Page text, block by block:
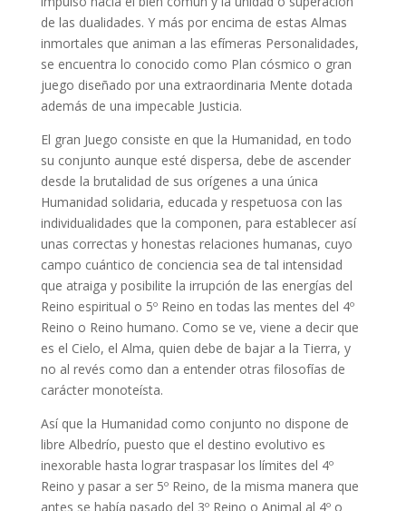
de las dualidades. Y más por encima de estas Almas
inmortales que animan a las efímeras Personalidades,
se encuentra lo conocido como Plan cósmico o gran
juego diseñado por una extraordinaria Mente dotada
además de una impecable Justicia.
El gran Juego consiste en que la Humanidad, en todo
su conjunto aunque esté dispersa, debe de ascender
desde la brutalidad de sus orígenes a una única
Humanidad solidaria, educada y respetuosa con las
individualidades que la componen, para establecer así
unas correctas y honestas relaciones humanas, cuyo
campo cuántico de conciencia sea de tal intensidad
que atraiga y posibilite la irrupción de las energías del
Reino espiritual o 5º Reino en todas las mentes del 4º
Reino o Reino humano. Como se ve, viene a decir que
es el Cielo, el Alma, quien debe de bajar a la Tierra, y
no al revés como dan a entender otras filosofías de
carácter monoteísta.
Así que la Humanidad como conjunto no dispone de
libre Albedrío, puesto que el destino evolutivo es
inexorable hasta lograr traspasar los límites del 4º
Reino y pasar a ser 5º Reino, de la misma manera que
antes se había pasado del 3º Reino o Animal al 4º o